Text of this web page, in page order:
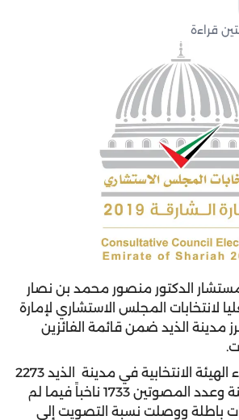
قراءة
الدكتور منصور محمد بن نصار
لانتخابات المجلس الاستشاري لإمارة
مدينة الذيد ضمن قائمة الفائزين
وبلغ عدد أعضاء الهيئة الانتخابية في مدينة الذيد 2273
مواطناً ومواطنة وعدد المصوتين 1733 ناخباً فيما لم
باطلة ووصلت نسبة التصويت إلى